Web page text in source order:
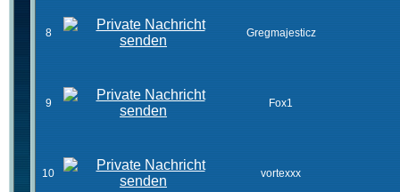
8 Gregmajesticz
9 Fox1
10 vortexxx